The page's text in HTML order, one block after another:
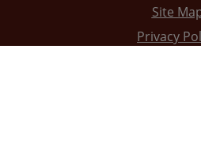
Site
Privacy